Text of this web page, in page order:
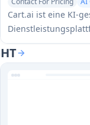
AI Task Management
Cart.ai ist eine KI-
umfassende
Automatisierung